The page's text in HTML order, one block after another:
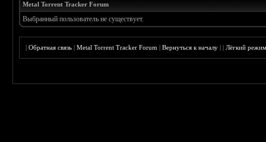
Metal Torrent Tracker Forum
Выбранный пользователь не существует.
|Обратная связь |Metal Torrent Tracker Forum |Вернуться к началу ||Лёгкий